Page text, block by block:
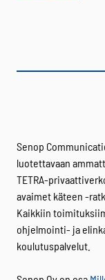
Senop
luotettavaan
TETRA-
avaimet käteen -
Kaikkiin
ohjelmointi- ja
koulutuspalvelut.